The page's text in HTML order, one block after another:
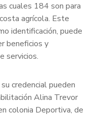
cuales 184 son para
agrícola. Este
identificación, puede
beneficios y
servicios.
credencial pueden
Alina Trevor
colonia Deportiva, de